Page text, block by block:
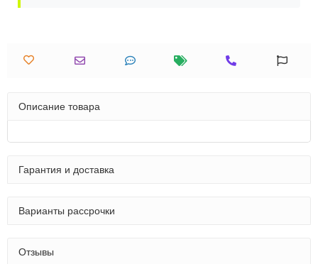
Описание товара
Гарантия и доставка
Варианты рассрочки
Отзывы